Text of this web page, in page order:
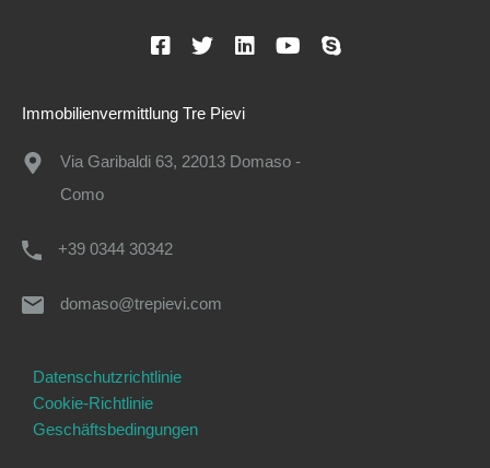
Immobilienvermittlung Tre Pievi
Via Garibaldi 63, 22013 Domaso -
Como
+39 0344 30342
domaso@trepievi.com
Datenschutzrichtlinie
Cookie-Richtlinie
Geschäftsbedingungen